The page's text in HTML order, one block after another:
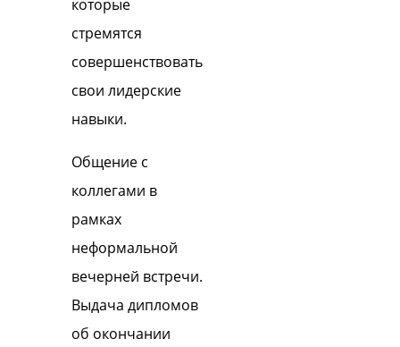
которые
стремятся
совершенствовать
свои лидерские
навыки.
Общение с
коллегами в
рамках
неформальной
вечерней встречи.
Выдача дипломов
об окончании